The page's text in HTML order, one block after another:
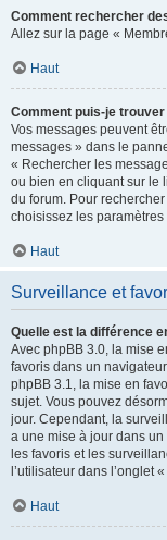
Comment rechercher
Allez sur la page «
Haut
Comment puis-je
Vos messages peuvent
messages » dans le
« Rechercher les
ou bien en cliquant sur le
du forum. Pour
choisissez les
Haut
Surveillance et
Quelle est la différence
Avec phpBB 3.0, la mise
favoris dans un
phpBB 3.1, la mise en
sujet. Vous pouvez
jour. Cependant, la
a une mise à jour dans
les favoris et les
l’utilisateur dans l’onglet
Haut